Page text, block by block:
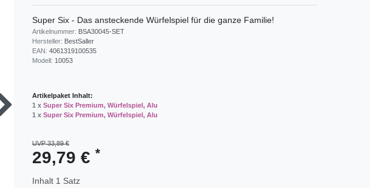
Super Six - Das ansteckende Würfelspiel für die ganze Familie!
Artikelnummer: BSA30045-SET
Hersteller: BestSaller
EAN: 4061319100535
Modell: 10053
Artikelpaket Inhalt:
1 x Super Six Premium, Würfelspiel, Alu
1 x Super Six Premium, Würfelspiel, Alu
UVP 33,89 €
29,79 € *
Inhalt 1 Satz